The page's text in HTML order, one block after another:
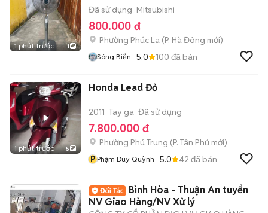
1 phút trước 1
Đã sử dụng Mitsubishi
800.000 đ
Phường Phúc La (P. Hà Đông mới)
Sóng Biển 5.0 100 đã bán
1 phút trước 5
Honda Lead Đỏ
2011 Tay ga Đã sử dụng
7.800.000 đ
Phường Phú Trung (P. Tân Phú mới)
P Phạm Duy Quỳnh 5.0 42 đã bán
Bình Hòa - Thuận An tuyển
NV Giao Hàng/NV Xử lý